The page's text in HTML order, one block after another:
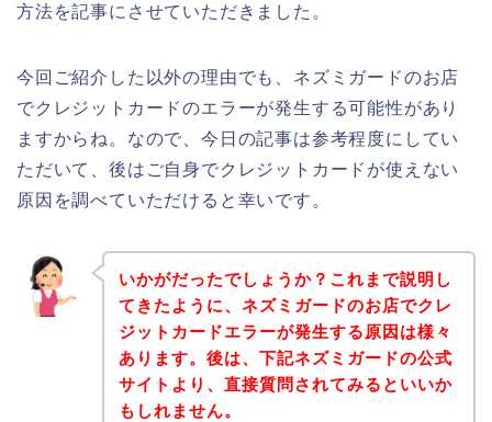
方法を記事にさせていただきました。
今回ご紹介した以外の理由でも、ネズミガードのお店
でクレジットカードのエラーが発生する可能性があり
ますからね。なので、今日の記事は参考程度にしてい
ただいて、後はご自身でクレジットカードが使えない
原因を調べていただけると幸いです。
いかがだったでしょうか？これまで説明し
てきたように、ネズミガードのお店でクレ
ジットカードエラーが発生する原因は様々
あります。後は、下記ネズミガードの公式
サイトより、直接質問されてみるといいか
もしれません。